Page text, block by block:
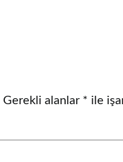
Gerekli alanlar * ile